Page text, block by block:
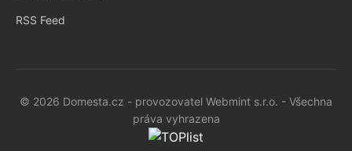
RSS Feed
© 2026 Domesta.cz - provozovatel Webmint s.r.o. - Všechna
práva vyhrazena